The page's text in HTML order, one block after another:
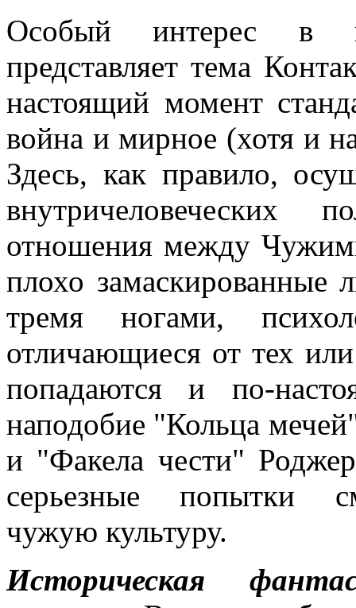
Особый интерес в
представляет тема
настоящий момент
война и мирное (хотя и
Здесь, как правило,
внутричеловеческих
отношения между
плохо замаскированные
тремя ногами,
отличающиеся от тех
попадаются и по-
наподобие "Кольца
и "Факела чести"
серьезные попытки
чужую культуру.
Историческая